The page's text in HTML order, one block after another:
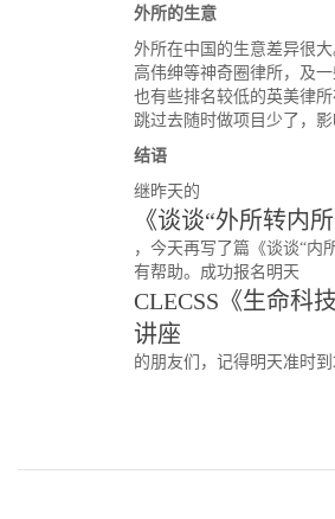
外所的生意
外所在中国的生意差异很
高伟绅等神奇圈律所，及
也有些排名较低的英美律
跳过去随时做项目少了，影
结语
继昨天的
《谈谈“外所转内所
，今天再写了篇《谈谈“内
有帮助。成功报名明天
CLECSS《生命科
讲座
的朋友们，记得明天准时到